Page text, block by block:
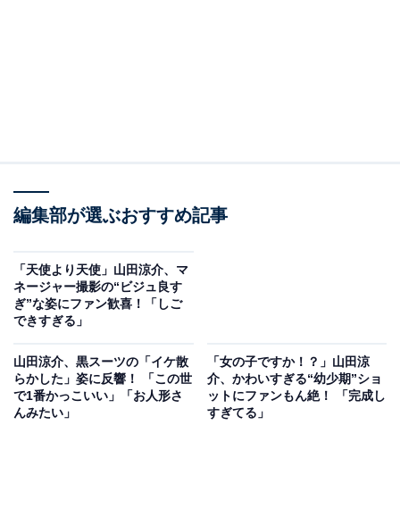
編集部が選ぶおすすめ記事
「天使より天使」山田涼介、マ
ネージャー撮影の“ビジュ良す
ぎ”な姿にファン歓喜！「しご
できすぎる」
山田涼介、黒スーツの「イケ散
らかした」姿に反響！ 「この世
で1番かっこいい」「お人形さ
んみたい」
「女の子ですか！？」山田涼
介、かわいすぎる“幼少期”ショ
ットにファンもん絶！ 「完成し
すぎてる」